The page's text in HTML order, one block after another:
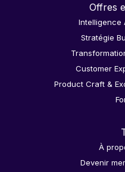
Offres
Intelligence
Stratégie
Customer
Product Craft &
À
Devenir